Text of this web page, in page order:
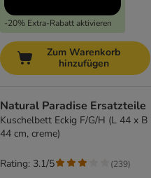
-20% Extra-Rabatt aktivieren
Zum Warenkorb
hinzufügen
Natural Paradise Ersatzteile
Kuschelbett Eckig F/G/H (L 44 x B
44 cm, creme)
Rating: 3.1/5 (239)